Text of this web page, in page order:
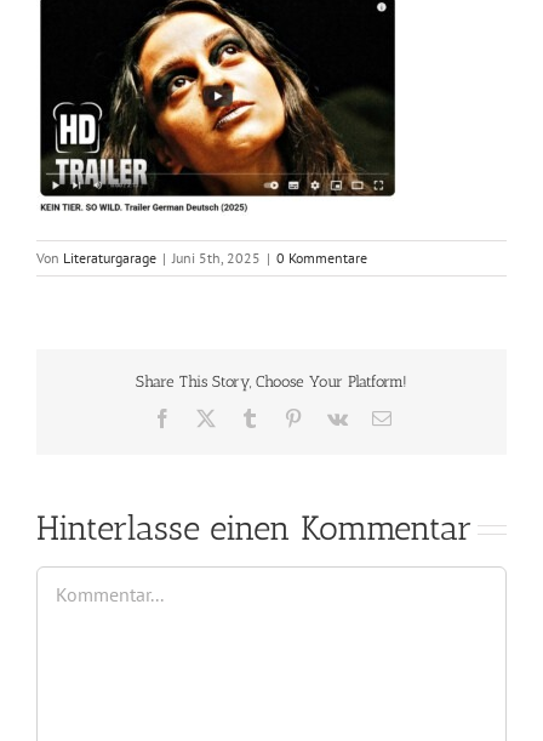
Von Literaturgarage | Juni 5th, 2025 | 0 Kommentare
Share This Story, Choose Your Platform!
Facebook Tumblr Pinterest
Vk
E-
Hinterlasse einen Kommentar
Kommentar